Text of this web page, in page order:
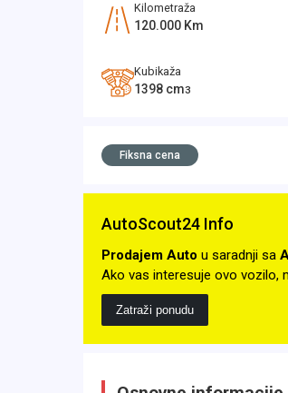
Kilometraža
120.000 Km
Kubikaža
1398 cm3
Fiksna cena
AutoScout24 Info
Prodajem Auto u saradnji sa
Ako vas interesuje ovo vozilo,
Zatraži ponudu